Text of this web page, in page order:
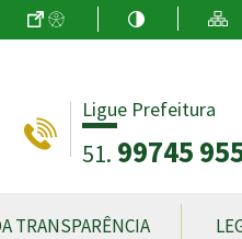
Ir para o Conteúdo
AcessibilidadeAlto
Ligue Prefeitura
51. 99745
TRANSPARÊNCIA